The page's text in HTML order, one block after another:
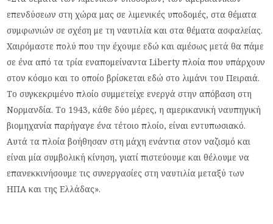
επενδύσεων στη χώρα μας σε λιμενικές υποδομές, στα θέματα
συμφωνιών σε σχέση με τη ναυτιλία και στα θέματα ασφαλείας.
Χαιρόμαστε πολύ που την έχουμε εδώ και αμέσως μετά θα πάμε
σε ένα από τα τρία εναπομείναντα Liberty πλοία που υπάρχουν
στον κόσμο και το οποίο βρίσκεται εδώ στο λιμάνι του Πειραιά.
Το συγκεκριμένο πλοίο συμμετείχε ενεργά στην απόβαση στη
Νορμανδία. Το 1943, κάθε δύο μέρες, η αμερικανική ναυπηγική
βιομηχανία παρήγαγε ένα τέτοιο πλοίο, είναι εντυπωσιακό.
Αυτά τα πλοία βοήθησαν στη μάχη ενάντια στον ναζισμό και
είναι μία συμβολική κίνηση, γιατί πιστεύουμε και θέλουμε να
επανεκκινήσουμε τις συνεργασίες στη ναυτιλία μεταξύ των
ΗΠΑ και της Ελλάδας».